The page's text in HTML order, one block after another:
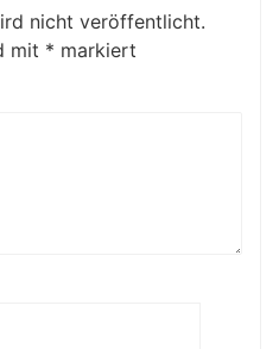
nicht veröffentlicht.
mit * markiert